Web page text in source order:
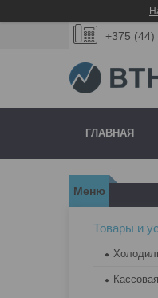
+375 (44)
ГЛАВНАЯ
Товары и